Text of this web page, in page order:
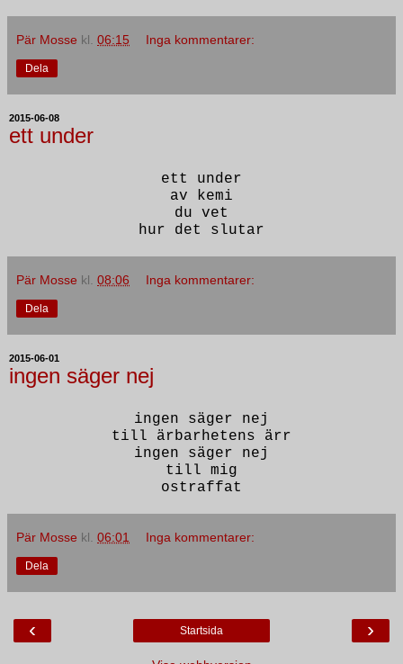
Pär Mosse kl. 06:15 Inga kommentarer:
Dela
2015-06-08
ett under
ett under
av kemi
du vet
hur det slutar
Pär Mosse kl. 08:06 Inga kommentarer:
Dela
2015-06-01
ingen säger nej
ingen säger nej
till ärbarhetens ärr
ingen säger nej
till mig
ostraffat
Pär Mosse kl. 06:01 Inga kommentarer:
Dela
‹ ›
Startsida